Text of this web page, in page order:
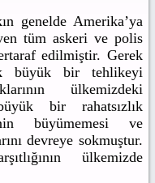
genelde Amerika’ya
tüm askeri ve polis
edilmiştir. Gerek
büyük bir tehlikeyi
ülkemizdeki
bir rahatsızlık
büyümemesi ve
devreye sokmuştur.
ülkemizde